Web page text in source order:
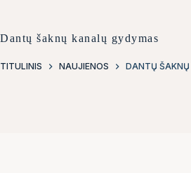
Dantų šaknų kanalų gydymas
TITULINIS NAUJIENOS DANTŲ